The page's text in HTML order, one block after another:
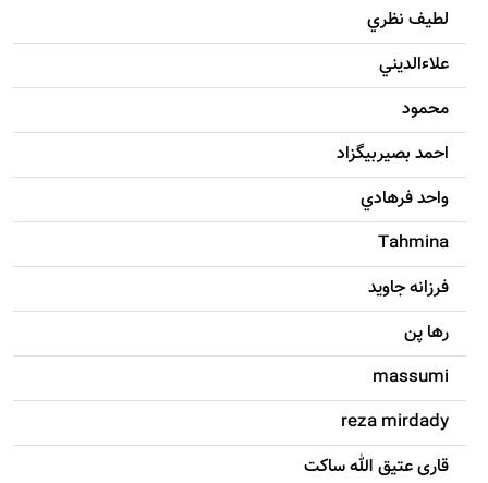
لطيف نظري
علاءالديني
محمود
احمد بصيربيگزاد
واحد فرهادي
Tahmina
فرزانه جاويد
رها پن
massumi
reza mirdady
قاری عتیق الله ساکت